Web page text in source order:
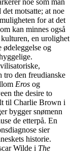
noe som man
motsatte; at noe
for at det
kan minnes også
en urolighet
og
tro den freudianske
Eros og
the desire to
til Charlie Brown i
bygger snømenn
de etterpå. En
sier
historie.
Wilde i The